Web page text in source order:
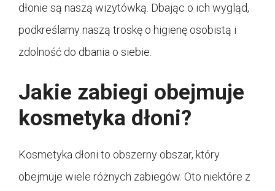
dłonie są naszą wizytówką. Dbając o ich wygląd,
podkreślamy naszą troskę o higienę osobistą i
zdolność do dbania o siebie.
Jakie zabiegi obejmuje
kosmetyka dłoni?
Kosmetyka dłoni to obszerny obszar, który
obejmuje wiele różnych zabiegów. Oto niektóre z